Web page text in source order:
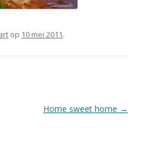
op 10 mei 2011.
Home sweet home →